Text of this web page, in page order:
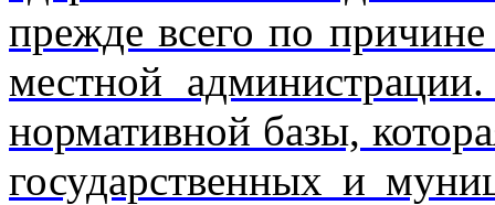
прежде всего по
местной администрации.
нормативной базы,
государственных и